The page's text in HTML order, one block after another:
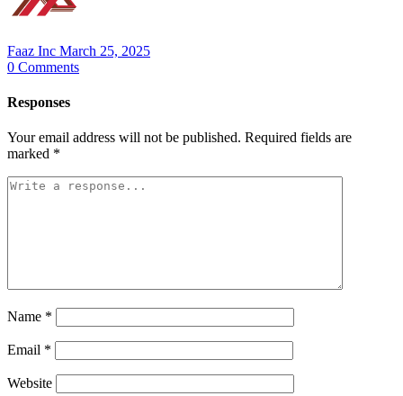
Faaz Inc March 25, 2025
0 Comments
Responses
Your email address will not be published. Required fields are
marked *
Name *
Email *
Website